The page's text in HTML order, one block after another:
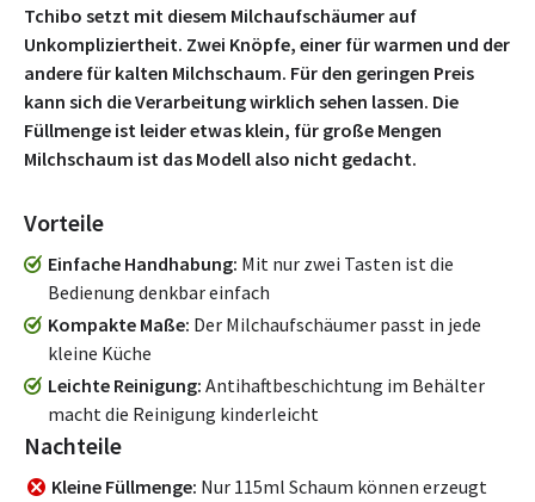
Tchibo setzt mit diesem Milchaufschäumer auf
Unkompliziertheit. Zwei Knöpfe, einer für warmen und der
andere für kalten Milchschaum. Für den geringen Preis
kann sich die Verarbeitung wirklich sehen lassen. Die
Füllmenge ist leider etwas klein, für große Mengen
Milchschaum ist das Modell also nicht gedacht.
Vorteile
Einfache Handhabung Mit nur zwei Tasten ist die
Bedienung denkbar einfach
Kompakte Maße Der Milchaufschäumer passt in jede
kleine Küche
Leichte Reinigung Antihaftbeschichtung im Behälter
macht die Reinigung kinderleicht
Nachteile
Kleine Füllmenge Nur 115ml Schaum können erzeugt